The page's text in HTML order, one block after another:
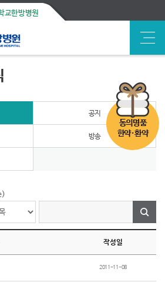
교한방병원
동의명품
한약·환약
공지
방송
작성일
2011-11-08